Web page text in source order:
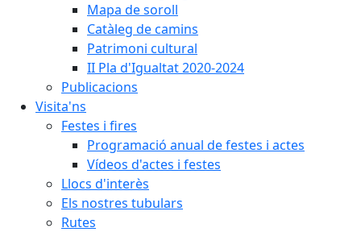
Mapa de soroll
Catàleg de camins
Patrimoni cultural
II Pla d'Igualtat 2020-2024
Publicacions
Visita'ns
Festes i fires
Programació anual de festes i actes
Vídeos d'actes i festes
Llocs d'interès
Els nostres tubulars
Rutes